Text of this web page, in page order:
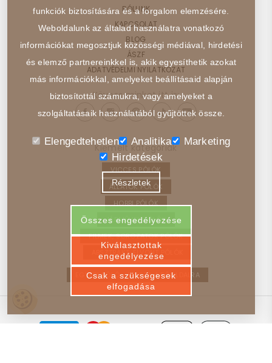
RÓLUNK
KAPCSOLAT
BLOG
ÁSZF
ADATVÉDELMI NYILATKOZAT
Kövess minket itt is:
Kiemelt kategóriák
VICCES PÓLÓK
ÁLLATOK PÓLÓK
HOBBI PÓLÓK
JÁRMŰVEK PÓLÓK
FILMEK, SOROZATOK PÓLÓK
ABSZTRAKT, ELVONT PÓLÓK
EGYEDI PÓLÓ – VISSZA A FŐOLDALRA
funkciók biztosítására és a forgalom elemzésére.
Weboldalunk az általad használatra vonatkozó
információkat megosztjuk közösségi médiával, hirdetési
és elemző partnereinkkel is, akik egyesíthetik azokat
más információkkal, amelyeket beállításaid alapján
biztosítottál számukra, vagy amelyeket a
szolgáltatásaik használatából gyűjtöttek össze.
Elengedtehetlen Analitika
Marketing
Hirdetések
Részletek
Összes engedélyezése
Kiválasztottak
engedélyezése
Csak a szükségesek
elfogadása